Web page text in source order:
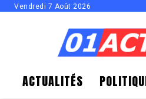
Vendredi 7 Août 2026
ACTUALITÉS